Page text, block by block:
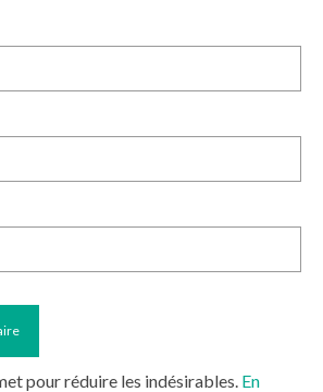
pour réduire les indésirables. En